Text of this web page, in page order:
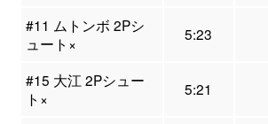
#11 ムトンボ 2Pシ
ュート×
5:23
#15 大江 2Pシュー
ト×
5:21